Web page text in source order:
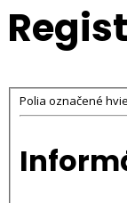
Polia označené